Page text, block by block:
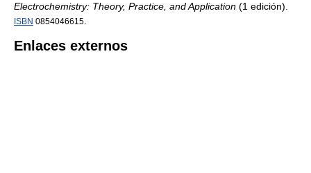
Electrochemistry: Theory, Practice, and Application (1 edición).
ISBN 0854046615
Enlaces externos